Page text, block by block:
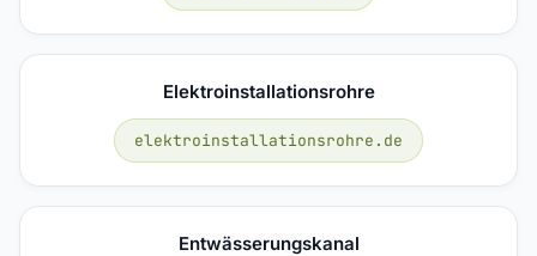
Elektroinstallationsrohre
elektroinstallationsrohre.de
Entwässerungskanal